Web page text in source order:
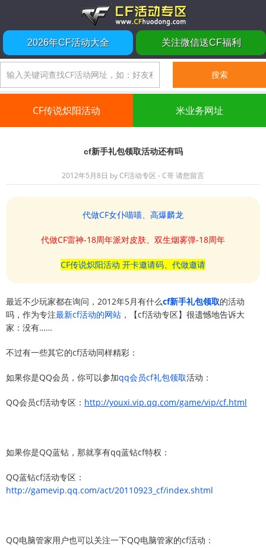
2026年CF活动大全 关注微信送CF福利
CF传说炽阳活动 米业务网址
cf新手礼包领取活动还有吗
2012年5月8日 byCF活动专区 - C哥请您留言
代做CF女仆喵喵、高爆麟龙
代做CF雷神-18周年派对皮肤、双生烟雾弹-18周年
CF传说炽阳活动 开卡邀请码、代做邀请
最近不少玩家都在询问，2012年5月有什么cf新手礼包领取的活动
吗，作为专注最新cf活动的网站 ，【cf活动专区】很遗憾地告诉大
家：没有……
不过有一些其它的cf活动同样精彩：
如果你是QQ会员，你可以参加qq会员cf礼包领取活动：
QQ会员cf活动专区： http://youxi.vip.qq.com/game/vip/cf.html
如果你是QQ蓝钻，那就享有qq蓝钻cf特权：
QQ蓝钻cf活动专区：
http://gamevip.qq.com/act/20110923_cf/index.shtml
QQ电脑管家用户也可以关注一下QQ电脑管家的cf活动：